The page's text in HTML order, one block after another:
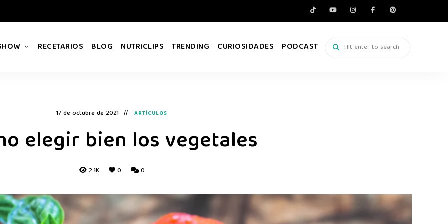
RECETARIOS BLOG NUTRICLIPS TRENDING CURIOSIDADES PODCAST
17 de octubre de 2021 ARTÍCULOS
elegir bien los vegetales
2.1K 0 0